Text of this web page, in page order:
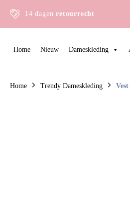
14 dagenretourrecht
Home Nieuw Dameskleding
Home Trendy Dameskleding